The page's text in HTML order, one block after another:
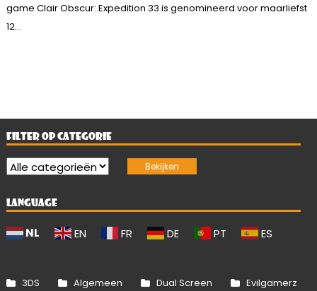
game Clair Obscur: Expedition 33 is genomineerd voor maarliefst
12...
FILTER OP CATEGORIE
LANGUAGE
NL EN FR DE PT ES
3DS Algemeen Dual Screen Evilgamerz